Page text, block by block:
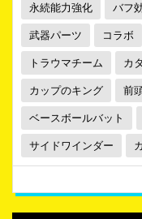
永続能力強化 バフ
武器パーツ コラボ
トラウマチーム カ
カップのキング 前
ベースボールバット
サイドワインダー